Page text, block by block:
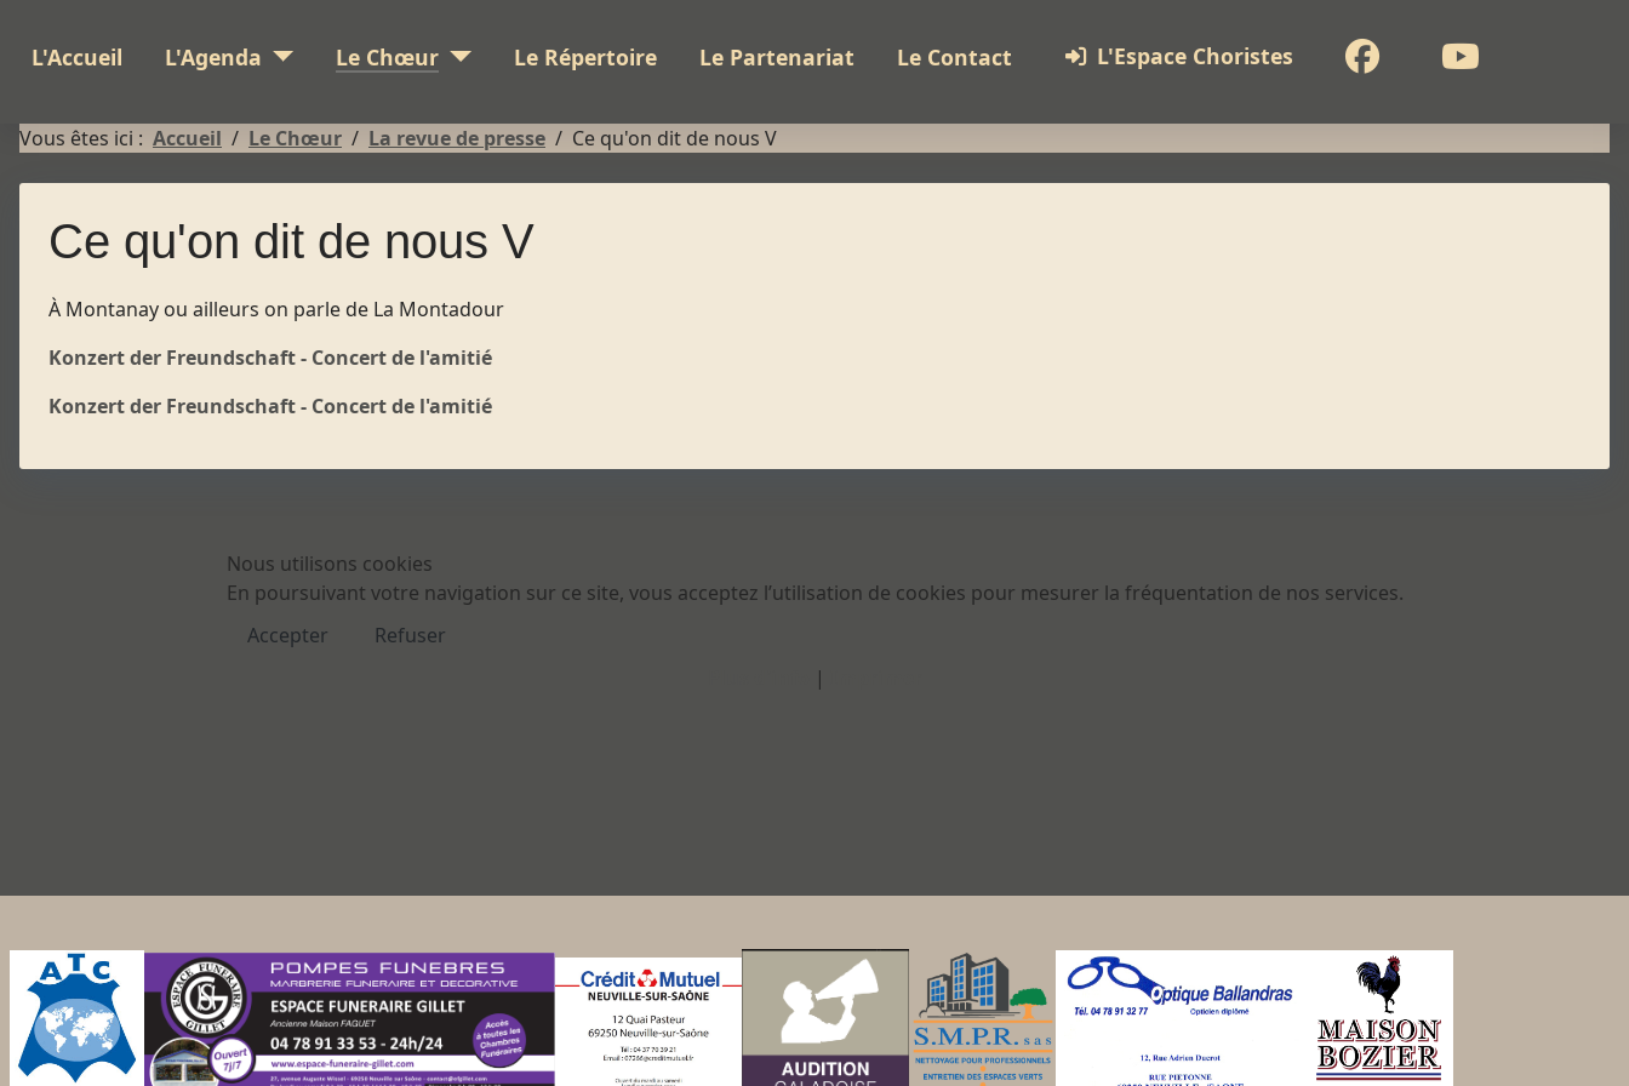
L'Accueil L'Agenda Le Chœur Le Répertoire Le Partenariat Le Contact L'Espace Choristes Facebook
Vous êtes ici : Accueil Le Chœur La revue de presse Ce qu'on dit de nous V
Ce qu'on dit de nous V
À Montanay ou ailleurs on parle de La Montadour
Konzert der Freundschaft - Concert de l'amitié
Konzert der Freundschaft - Concert de l'amitié
Nous utilisons cookies
En poursuivant votre navigation sur ce site, vous acceptez l’utilisation de cookies pour mesurer la fréquentation de nos services.
Accepter
Refuser
|